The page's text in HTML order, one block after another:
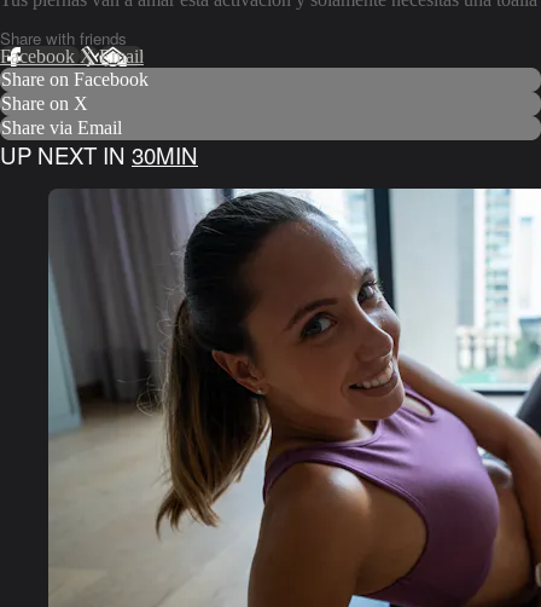
Share with friends
Facebook XEmail
Share on Facebook
Share on X
Share via Email
UP NEXT IN 30MIN